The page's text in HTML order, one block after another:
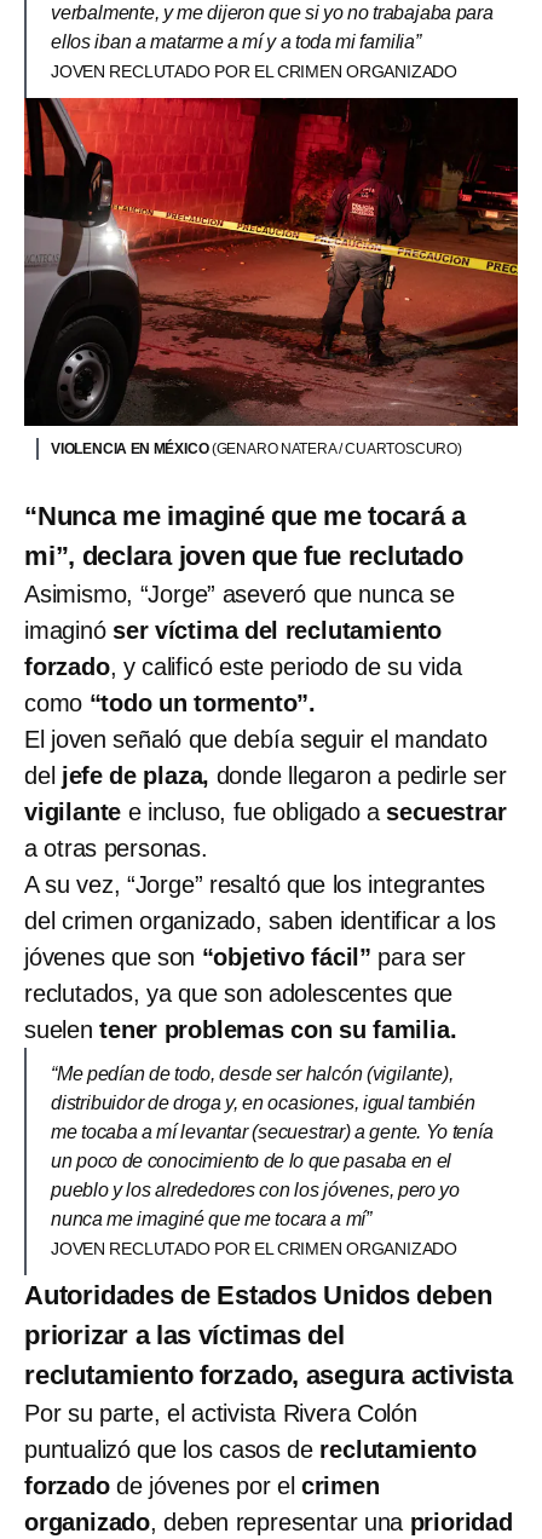
verbalmente, y me dijeron que si yo no trabajaba para
ellos iban a matarme a mí y a toda mi familia”
JOVEN RECLUTADO POR EL CRIMEN ORGANIZADO
VIOLENCIA EN MÉXICO(GENARO NATERA / CUARTOSCURO)
“Nunca me imaginé que me tocará a
mi”, declara joven que fue reclutado
Asimismo, “Jorge” aseveró que nunca se
imaginó ser víctima del reclutamiento
forzado, y calificó este periodo de su vida
como “todo un tormento”.
El joven señaló que debía seguir el mandato
del jefe de plaza, donde llegaron a pedirle ser
vigilante e incluso, fue obligado a secuestrar
a otras personas.
A su vez, “Jorge” resaltó que los integrantes
del crimen organizado, saben identificar a los
jóvenes que son “objetivo fácil” para ser
reclutados, ya que son adolescentes que
suelen tener problemas con su familia.
“Me pedían de todo, desde ser halcón (vigilante),
distribuidor de droga y, en ocasiones, igual también
me tocaba a mí levantar (secuestrar) a gente. Yo tenía
un poco de conocimiento de lo que pasaba en el
pueblo y los alrededores con los jóvenes, pero yo
nunca me imaginé que me tocara a mí”
JOVEN RECLUTADO POR EL CRIMEN ORGANIZADO
Autoridades de Estados Unidos deben
priorizar a las víctimas del
reclutamiento forzado, asegura activista
Por su parte, el activista Rivera Colón
puntualizó que los casos de reclutamiento
forzadode jóvenes por el crimen
organizado, deben representar una prioridad